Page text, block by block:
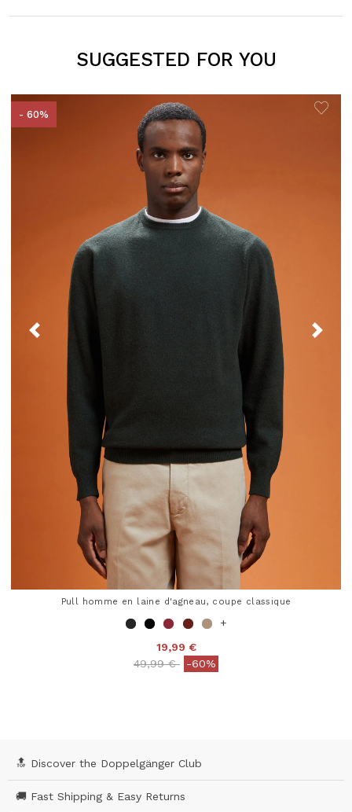
SUGGESTED FOR YOU
- 60%
Pull homme en laine d'agneau, coupe classique
+
19,99 €
Price reduced from
49,99 €to-60%
🔝 Discover the Doppelgänger Club
🚚 Fast Shipping & Easy Returns